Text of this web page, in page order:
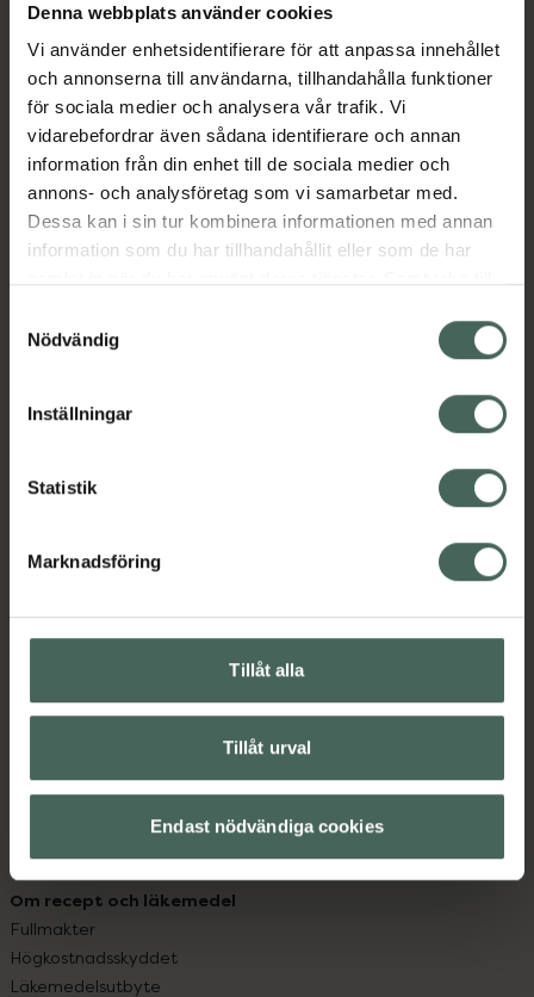
Denna webbplats använder cookies
Vi använder enhetsidentifierare för att anpassa innehållet
och annonserna till användarna, tillhandahålla funktioner
för sociala medier och analysera vår trafik. Vi
vidarebefordrar även sådana identifierare och annan
information från din enhet till de sociala medier och
annons- och analysföretag som vi samarbetar med.
Dessa kan i sin tur kombinera informationen med annan
information som du har tillhandahållit eller som de har
återkalla ditt samtycke via webbplatsens
cookieinställningar. Ett återkallat samtycke påverkar inte
lagligheten av behandling som skett innan återkallelsen.
Nödvändig
Inställningar
Statistik
Marknadsföring
Tillåt alla
Tillåt urval
Endast nödvändiga cookies
Aktuella erbjudanden
Beskrivning
EAN:08436027473879
Bipacksedel från FASS Visa
Kronans Apotek finns här för dig. Du hittar oss från Skåne i
datorn. Oavsett vem du är så är det vårt uppdrag att
hjälpa just dig att må lite bättre. Välkommen att prata
Handla tryggt
Leverans, betalning och retur
Sajtens tillgänglighet
Köpvillkor
Om recept och läkemedel
Fullmakter
Högkostnadsskyddet
Läkemedelsutbyte